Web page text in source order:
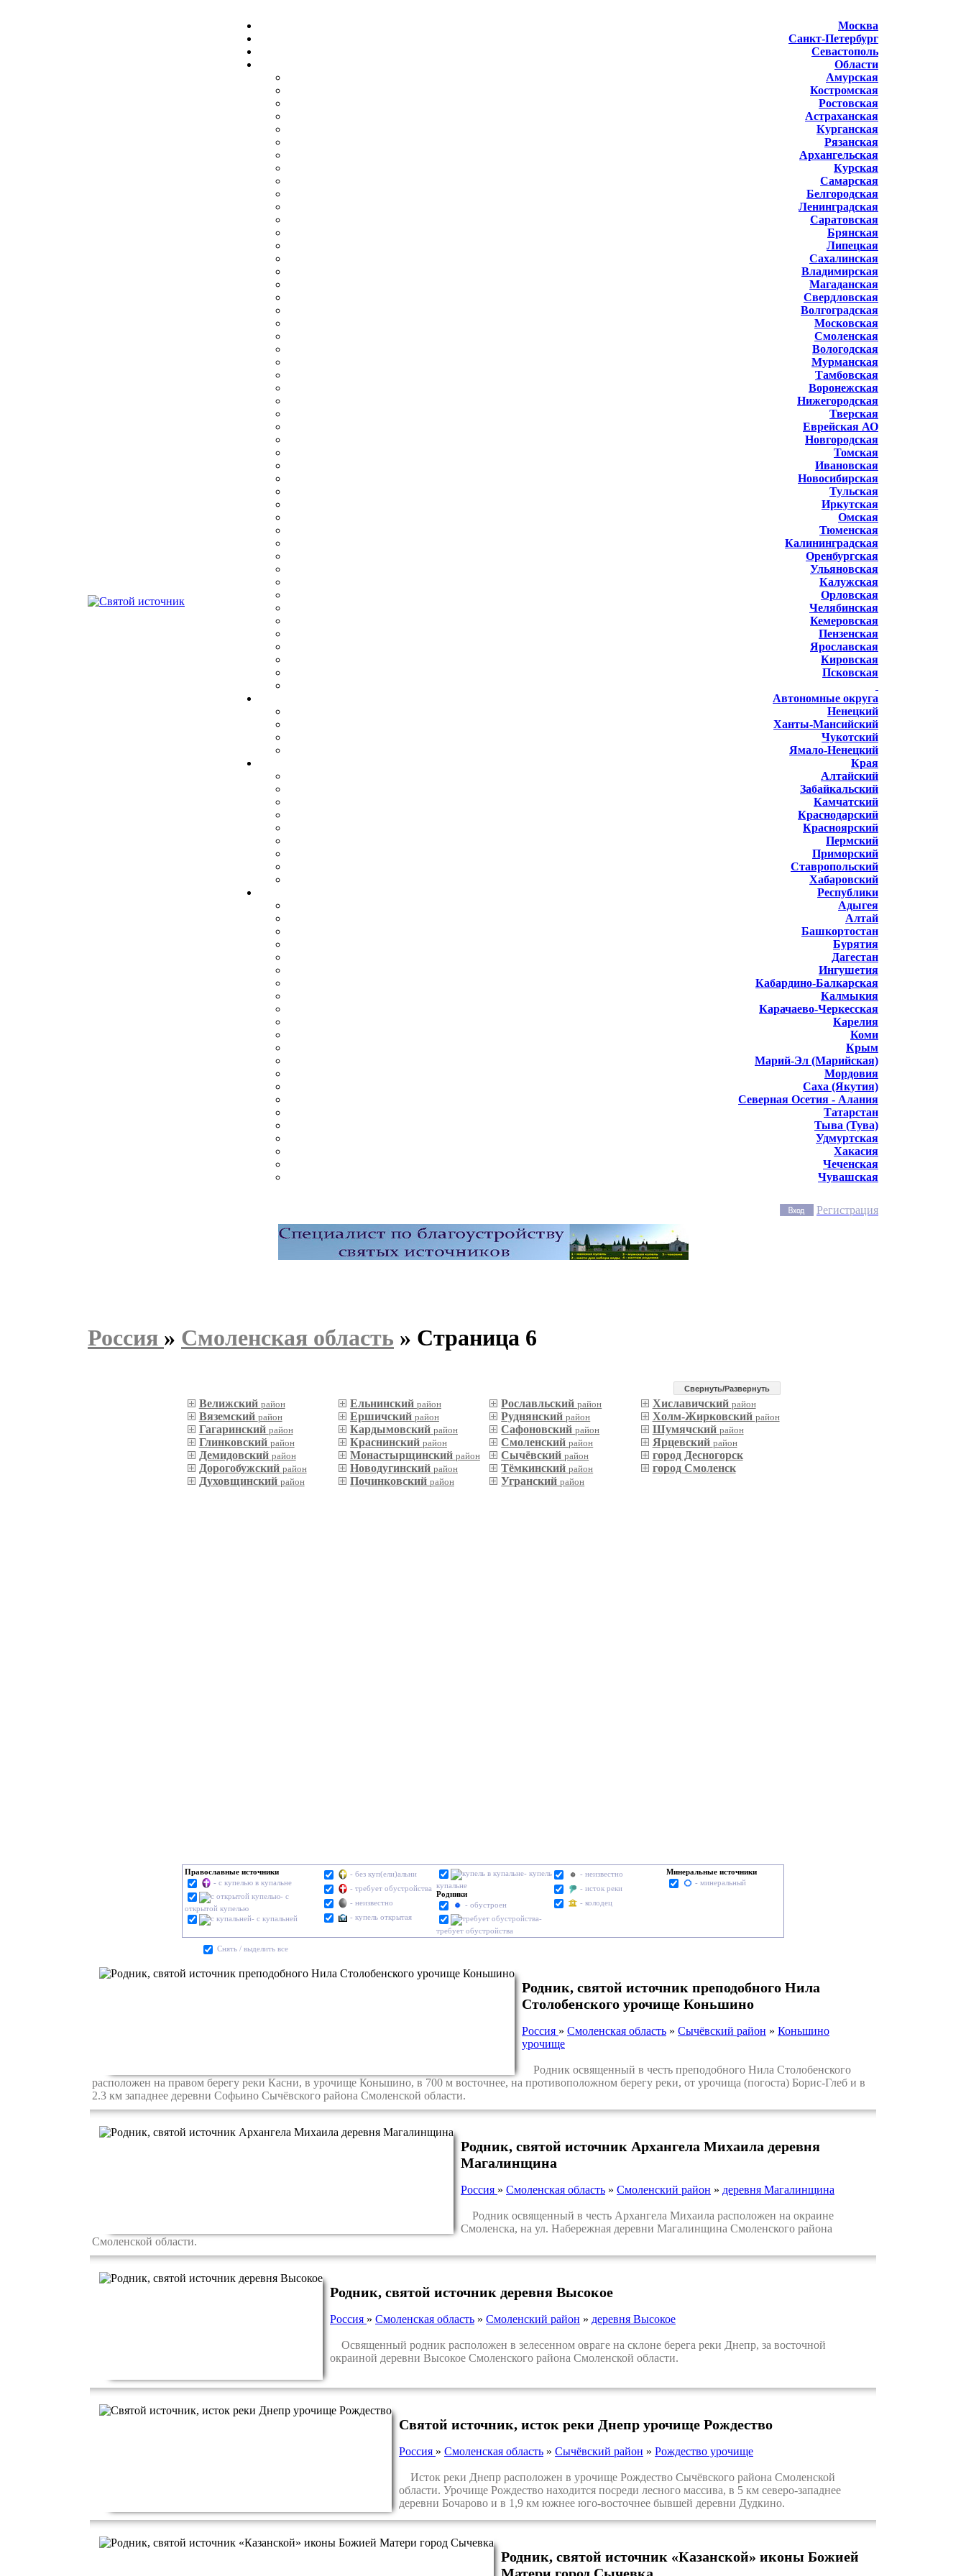
Москва
Санкт-Петербург
Севастополь
Области
Амурская
Костромская
Ростовская
Астраханская
Курганская
Рязанская
Архангельская
Курская
Самарская
Белгородская
Ленинградская
Саратовская
Брянская
Липецкая
Сахалинская
Владимирская
Магаданская
Свердловская
Волгоградская
Московская
Смоленская
Вологодская
Мурманская
Тамбовская
Воронежская
Нижегородская
Тверская
Еврейская АО
Новгородская
Томская
Ивановская
Новосибирская
Тульская
Иркутская
Омская
Тюменская
Калининградская
Оренбургская
Ульяновская
Калужская
Орловская
Челябинская
Кемеровская
Пензенская
Ярославская
Кировская
Псковская
Автономные округа
Ненецкий
Ханты-Мансийский
Чукотский
Ямало-Ненецкий
Края
Алтайский
Забайкальский
Камчатский
Краснодарский
Красноярский
Пермский
Приморский
Ставропольский
Хабаровский
Республики
Адыгея
Алтай
Башкортостан
Бурятия
Дагестан
Ингушетия
Кабардино-Балкарская
Калмыкия
Карачаево-Черкесская
Карелия
Коми
Крым
Марий-Эл (Марийская)
Мордовия
Саха (Якутия)
Северная Осетия - Алания
Татарстан
Тыва (Тува)
Удмуртская
Хакасия
Чеченская
Чувашская
Регистрация
Россия » Смоленская область » Страница 6
Cвернуть/Развернуть
Велижский район
Вяземский район
Гагаринский район
Глинковский район
Демидовский район
Дорогобужский район
Духовщинский район
Ельнинский район
Ершичский район
Кардымовский район
Краснинский район
Монастырщинский район
Новодугинский район
Починковский район
Рославльскийрайон
Руднянскийрайон
Сафоновскийрайон
Смоленскийрайон
Сычёвскийрайон
Тёмкинскийрайон
Угранскийрайон
Хиславичский район
Холм-Жирковский район
Шумячский район
Ярцевский район
город Десногорск
город Смоленск
Православные источники
- с купелью в купальне
- с
открытой купелью
- с купальней
- без куп(ели)альни
- требует обустройства
- неизвестно
- купель открытая
- купель в
купальне
Родники
- обустроен
-
требует обустройства
- неизвестно
- исток реки
- колодец
Минеральные источники
- минеральный
Cнять / выделить все
Родник, святой источник преподобного Нила
Столобенского урочище Коньшино
Россия » Смоленская область » Сычёвский район » Коньшино
урочище
Родник освященный в честь преподобного Нила Столобенского
расположен на правом берегу реки Касни, в урочище Коньшино, в 700 м восточнее, на противоположном берегу реки, от урочища (погоста) Борис-Глеб и в
2.3 км западнее деревни Софьино Сычёвского района Смоленской области.
Родник, святой источник Архангела Михаила деревня
Магалинщина
Россия » Смоленская область » Смоленский район » деревня Магалинщина
Родник освященный в честь Архангела Михаила расположен на окраине
Смоленска, на ул. Набережная деревни Магалинщина Смоленского района
Смоленской области.
Родник, святой источник деревня Высокое
Россия » Смоленская область » Смоленский район » деревня Высокое
Освященный родник расположен в зелесенном овраге на склоне берега реки Днепр, за восточной
окраиной деревни Высокое Смоленского района Смоленской области.
Святой источник, исток реки Днепр урочище Рождество
Россия » Смоленская область » Сычёвский район » Рождество урочище
Исток реки Днепр расположен в урочище Рождество Сычёвского района Смоленской
области. Урочище Рождество находится посреди лесного массива, в 5 км северо-западнее
деревни Бочарово и в 1,9 км южнее юго-восточнее бывшей деревни Дудкино.
Родник, святой источник «Казанской» иконы Божией